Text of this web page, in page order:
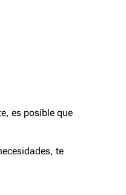
es posible que
te